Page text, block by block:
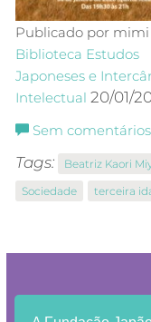
Publicado por
Biblioteca Estudos
Japoneses e
Intelectual 20/01/
Sem comentários
Tags: Beatriz Kaori
Sociedade
terceira